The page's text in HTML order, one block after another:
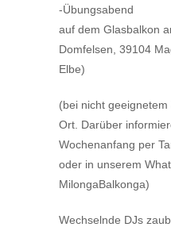
-Übungsabend
auf dem Glasbalkon
Domfelsen, 39104
Elbe)
(bei nicht
Ort. Darüber
Wochenanfang per
oder in unserem
MilongaBalkonga)
Wechselnde DJs